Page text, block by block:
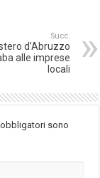
Succ.
d’Abruzzo
alle imprese
locali
sono